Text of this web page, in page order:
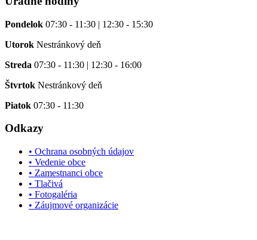
Pondelok 07:30 - 11:30 | 12:30 - 15:30
Utorok Nestránkový deň
Streda 07:30 - 11:30 | 12:30 - 16:00
Štvrtok Nestránkový deň
Piatok 07:30 - 11:30
Odkazy
• Ochrana osobných údajov
• Vedenie obce
• Zamestnanci obce
• Tlačivá
• Fotogaléria
• Záujmové organizácie